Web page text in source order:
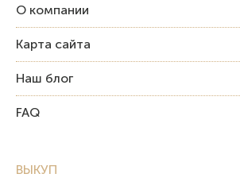
О компании
Карта сайта
Наш блог
FAQ
ВЫКУП